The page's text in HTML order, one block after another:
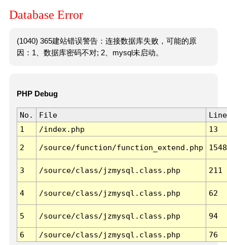
Database Error
(1040) 365建站错误警告：连接数据库失败，可能的原
因：1、数据库密码不对; 2、mysql未启动。
PHP Debug
No. File
Line
1
/index.php 13
2 /source/function/function_extend.php 1548
3 /source/class/jzmysql.class.php 211
4 /source/class/jzmysql.class.php 62
5 /source/class/jzmysql.class.php 94
6 /source/class/jzmysql.class.php 76